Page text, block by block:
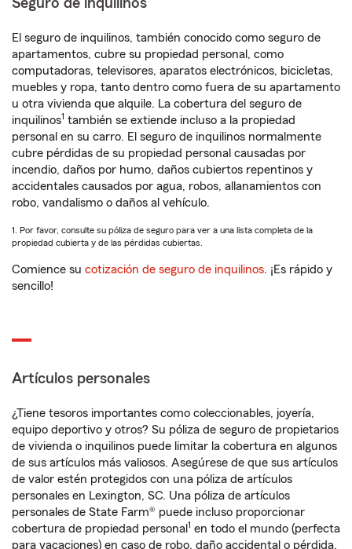
Seguro de inquilinos
El seguro de inquilinos, también conocido como seguro de
apartamentos, cubre su propiedad personal, como
computadoras, televisores, aparatos electrónicos, bicicletas,
muebles y ropa, tanto dentro como fuera de su apartamento
u otra vivienda que alquile. La cobertura del seguro de
inquilinos1 también se extiende incluso a la propiedad
personal en su carro. El seguro de inquilinos normalmente
cubre pérdidas de su propiedad personal causadas por
incendio, daños por humo, daños cubiertos repentinos y
accidentales causados por agua, robos, allanamientos con
robo, vandalismo o daños al vehículo.
1. Por favor, consulte su póliza de seguro para ver a una lista completa de la
propiedad cubierta y de las pérdidas cubiertas.
Comience su cotización de seguro de inquilinos. ¡Es rápido y
sencillo!
Artículos personales
¿Tiene tesoros importantes como coleccionables, joyería,
equipo deportivo y otros? Su póliza de seguro de propietarios
de vivienda o inquilinos puede limitar la cobertura en algunos
de sus artículos más valiosos. Asegúrese de que sus artículos
de valor estén protegidos con una póliza de artículos
personales en Lexington, SC. Una póliza de artículos
personales de State Farm® puede incluso proporcionar
cobertura de propiedad personal 1 en todo el mundo (perfecta
para vacaciones) en caso de robo, daño accidental o pérdida.